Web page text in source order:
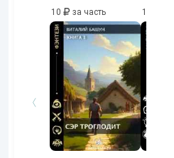
10 за часть 10